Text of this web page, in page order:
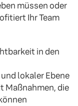
müssen oder
Ihr Team
in den
lokaler Ebene
Maßnahmen, die